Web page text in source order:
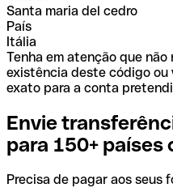
Santa maria del cedro
País
Itália
Tenha em atenção que
existência deste código ou
exato para a conta
Envie
para 150+ países
Precisa de pagar aos seus